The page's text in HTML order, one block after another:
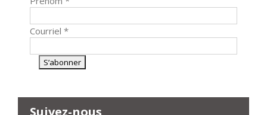
Courriel *
Suivez-nous